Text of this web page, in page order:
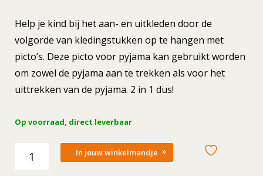
Help je kind bij het aan- en uitkleden door de
volgorde van kledingstukken op te hangen met
picto’s. Deze picto voor pyjama kan gebruikt worden
om zowel de pyjama aan te trekken als voor het
uittrekken van de pyjama. 2 in 1 dus!
Op voorraad, direct leverbaar
picto
In jouw winkelmandje